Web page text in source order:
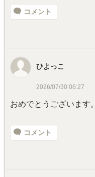
コメント
ひよっこ
2026/07/30 06:27
おめでとうございます。
コメント